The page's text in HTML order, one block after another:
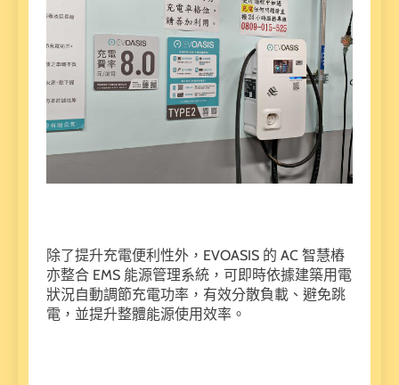
除了提升充電便利性外，EVOASIS 的 AC 智慧樁
亦整合 EMS 能源管理系統，可即時依據建築用電
狀況自動調節充電功率，有效分散負載、避免跳
電，並提升整體能源使用效率。